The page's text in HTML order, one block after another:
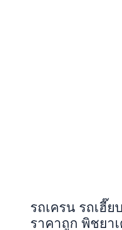
รถเครน รถเฮี๊ย
ราคาถูก พิชยา